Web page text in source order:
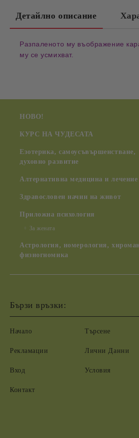
Детайлно описание
Разпаленото му въображение
му се усмихват.
НОВО!
КУРС НА ЧУДЕСАТА
Езотерика, самоусъвършенстване,
духовно развитие
Алтернативна медицина и лечение
Здравословен начин на живот
Приложна психология
За жената
Астрология, номерология,
физиогномика
Бързи връзки:
Начало
Рекламации
Вход
Контакт
Търсене
Лични Данни
Условия